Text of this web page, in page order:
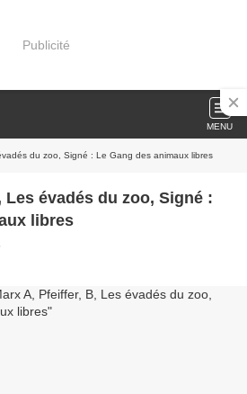
Publicité
MENU
du zoo, Signé : Le Gang des animaux libres
Les évadés du zoo, Signé :
libres